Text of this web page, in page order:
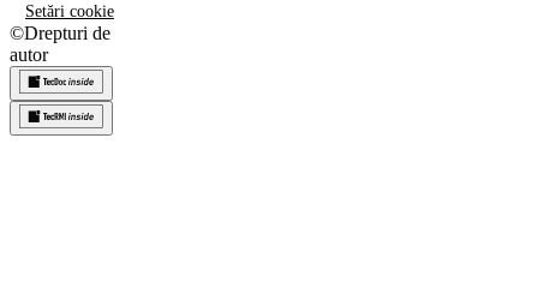
Setări cookie
©Drepturi de
autor